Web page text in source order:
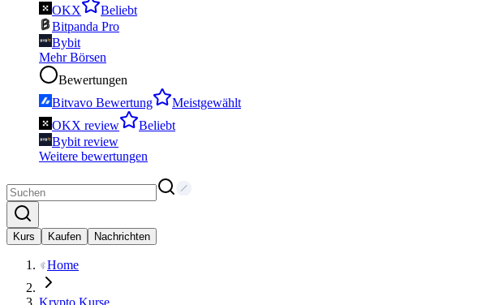
OKX
Beliebt
Bitpanda Pro
Bybit
Mehr Börsen
Bewertungen
Bitvavo Bewertung
Meistgewählt
OKX review
Beliebt
Bybit review
Weitere bewertungen
Kurs Kaufen Nachrichten
Home
Krypto Kurse